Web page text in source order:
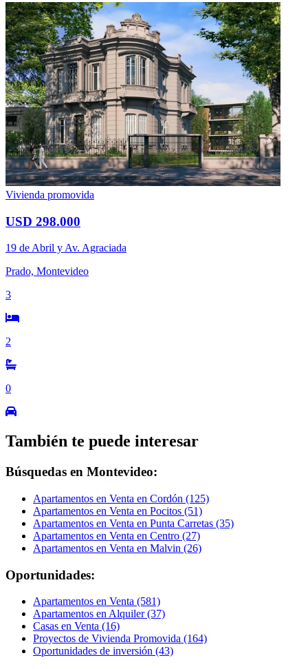
Vivienda promovida
USD 298.000
19 de Abril y Av. Agraciada
Prado, Montevideo
3
2
0
También te puede interesar
Búsquedas en Montevideo:
Apartamentos en Venta en Cordón (125)
Apartamentos en Venta en Pocitos (51)
Apartamentos en Venta en Punta Carretas (35)
Apartamentos en Venta en Centro (27)
Apartamentos en Venta en Malvin (26)
Oportunidades:
Apartamentos en Venta (581)
Apartamentos en Alquiler (37)
Casas en Venta (16)
Proyectos de Vivienda Promovida (164)
Oportunidades de inversión (43)